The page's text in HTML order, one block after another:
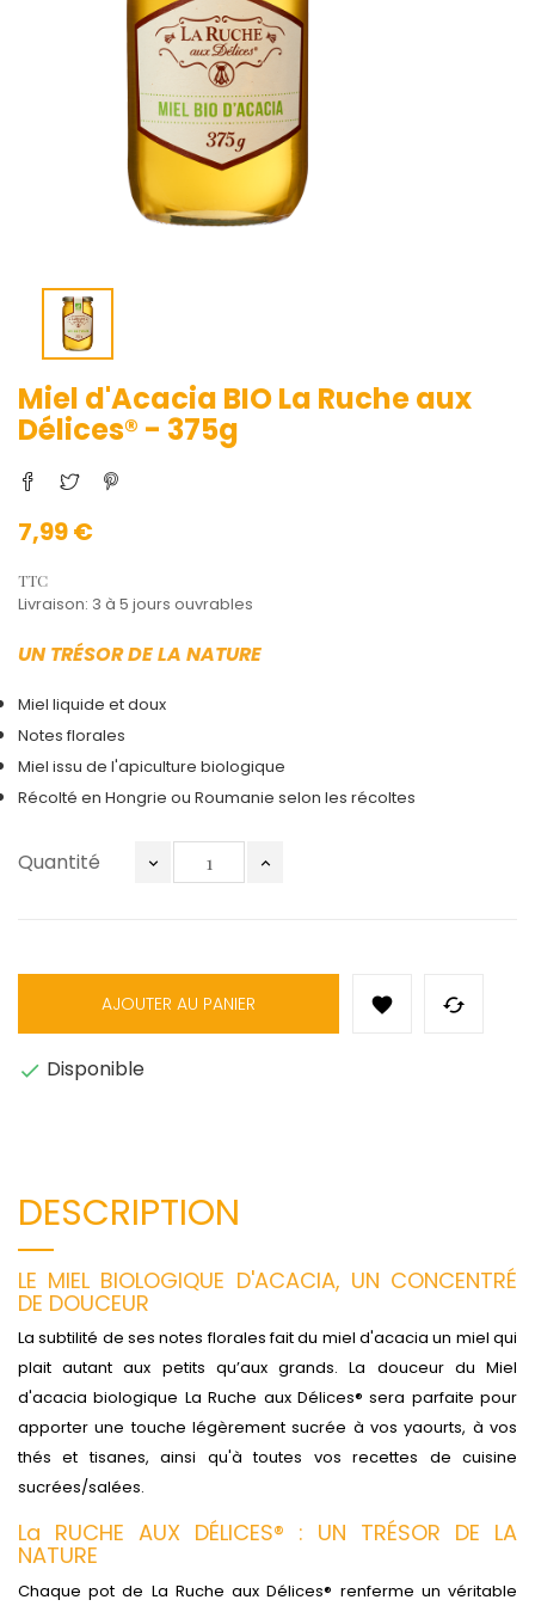
Miel d'Acacia BIO La Ruche aux
Délices® - 375g
7,99 €
TTC
Livraison: 3 à 5 jours ouvrables
UN TRÉSOR DE LA NATURE
Miel liquide et doux
Notes florales
Miel issu de l'apiculture biologique
Récolté en Hongrie ou Roumanie selon les récoltes
Quantité
AJOUTER AU PANIER  
 Disponible
DESCRIPTION
LE MIEL BIOLOGIQUE D'ACACIA, UN CONCENTRÉ
DE DOUCEUR
La subtilité de ses notes florales fait du miel d'acacia un miel qui
plait autant aux petits qu’aux grands. La douceur du Miel
d'acacia biologique La Ruche aux Délices® sera parfaite pour
apporter une touche légèrement sucrée à vos yaourts, à vos
thés et tisanes, ainsi qu'à toutes vos recettes de cuisine
sucrées/salées.
La RUCHE AUX DÉLICES® : UN TRÉSOR DE LA
NATURE
Chaque pot de La Ruche aux Délices® renferme un véritable